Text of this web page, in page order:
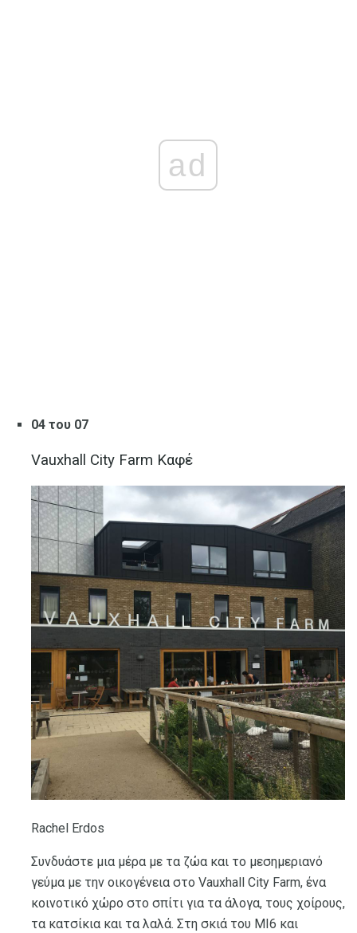
ad
04 του 07
Vauxhall City Farm Καφέ
Rachel Erdos
Συνδυάστε μια μέρα με τα ζώα και το μεσημεριανό
γεύμα με την οικογένεια στο Vauxhall City Farm, ένα
κοινοτικό χώρο στο σπίτι για τα άλογα, τους χοίρους,
τα κατσίκια και τα λαλά. Στη σκιά του MI6 και